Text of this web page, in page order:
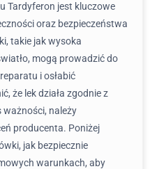
Tardyferon jest kluczowe
oraz bezpieczeństwa
takie jak wysoka
mogą prowadzić do
i osłabić
że lek działa zgodnie z
ważności, należy
producenta. Poniżej
jak bezpiecznie
warunkach, aby